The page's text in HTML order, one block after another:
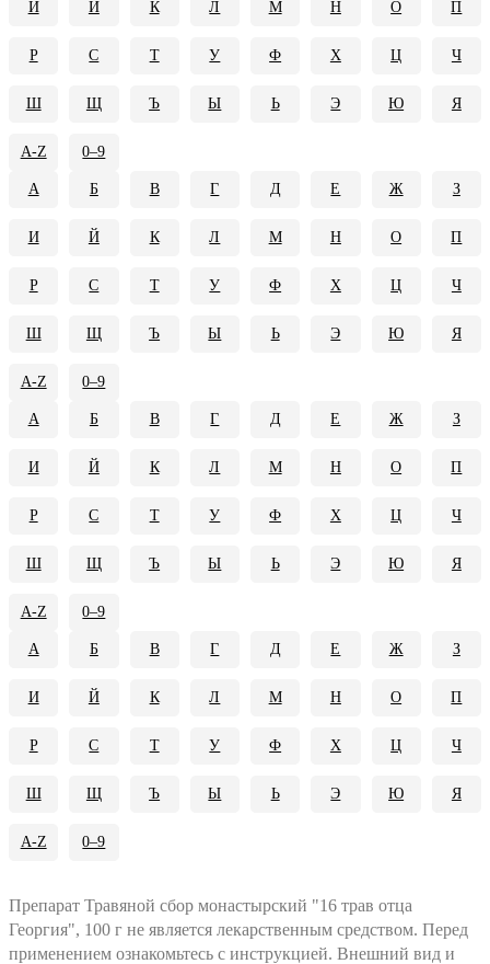
И Й К Л М Н О П
Р С Т У Ф Х Ц Ч
Ш Щ Ъ Ы Ь Э Ю Я
A-Z 0–9
А Б В Г Д Е Ж З
И Й К Л М Н О П
Р С Т У Ф Х Ц Ч
Ш Щ Ъ Ы Ь Э Ю Я
A-Z 0–9
А Б В Г Д Е Ж З
И Й К Л М Н О П
Р С Т У Ф Х Ц Ч
Ш Щ Ъ Ы Ь Э Ю Я
A-Z 0–9
А Б В Г Д Е Ж З
И Й К Л М Н О П
Р С Т У Ф Х Ц Ч
Ш Щ Ъ Ы Ь Э Ю Я
A-Z 0–9
Препарат Травяной сбор монастырский "16 трав отца
Георгия", 100 г не является лекарственным средством. Перед
применением ознакомьтесь с инструкцией. Внешний вид и